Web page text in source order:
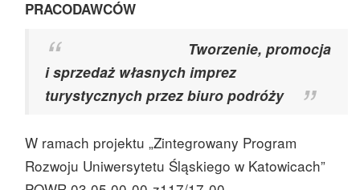
PRACODAWCÓW
Tworzenie, promocja
i sprzedaż własnych imprez
turystycznych przez biuro podróży
W ramach projektu „Zintegrowany Program
Rozwoju Uniwersytetu Śląskiego w Katowicach”